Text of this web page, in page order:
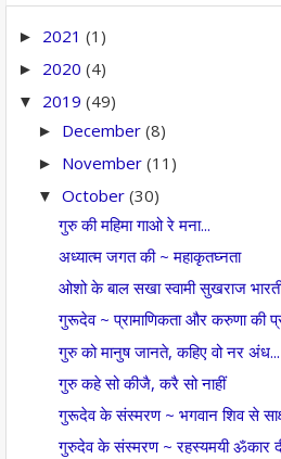
► 2021 (1)
► 2020 (4)
▼ 2019 (49)
► December (8)
► November (11)
▼ October (30)
गुरु की महिमा गाओ रे मना...
अध्यात्म जगत की ~ महाकृतघ्नता
ओशो के बाल सखा स्वामी सुखराज
गुरूदेव ~ प्रामाणिकता और करुणा की
गुरु को मानुष जानते, कहिए वो नर अंध...
गुरु कहे सो कीजै, करै सो नाहीं
गुरूदेव के संस्मरण ~ भगवान शिव से
गुरुदेव के संस्मरण ~ रहस्यमयी ॐकार